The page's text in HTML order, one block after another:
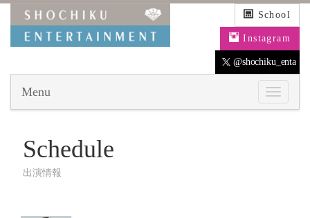
School
Instagram
@shochiku_enta
Menu
Schedule
出演情報